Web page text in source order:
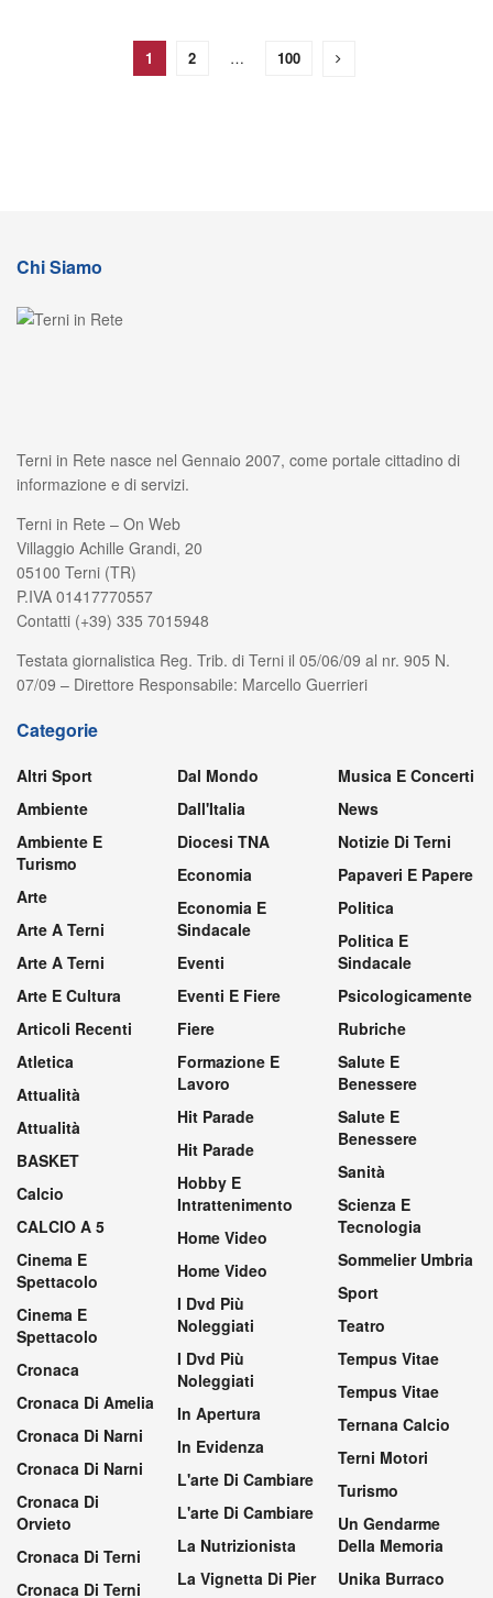
1 2 … 100
Chi Siamo
Terni in Rete nasce nel Gennaio 2007, come portale cittadino di
informazione e di servizi.
Terni in Rete – On Web
Villaggio Achille Grandi, 20
05100 Terni (TR)
P.IVA 01417770557
Contatti (+39) 335 7015948
Testata giornalistica Reg. Trib. di Terni il 05/06/09 al nr. 905 N.
07/09 – Direttore Responsabile: Marcello Guerrieri
Categorie
Altri Sport
Ambiente
Ambiente E
Turismo
Arte
Arte A Terni
Arte A Terni
Arte E Cultura
Articoli Recenti
Atletica
Attualità
Attualità
BASKET
Calcio
CALCIO A 5
Cinema E
Spettacolo
Cinema E
Spettacolo
Cronaca
Cronaca Di Amelia
Cronaca Di Narni
Cronaca Di Narni
Cronaca Di
Orvieto
Cronaca Di Terni
Cronaca Di Terni
Dal Mondo
Dall'Italia
Diocesi TNA
Economia
Economia E
Sindacale
Eventi
Eventi E Fiere
Fiere
Formazione E
Lavoro
Hit Parade
Hit Parade
Hobby E
Intrattenimento
Home Video
Home Video
I Dvd Più
Noleggiati
I Dvd Più
Noleggiati
In Apertura
In Evidenza
L'arte Di Cambiare
L'arte Di Cambiare
La Nutrizionista
La Vignetta Di Pier
Musica E Concerti
News
Notizie Di Terni
Papaveri E Papere
Politica
Politica E
Sindacale
Psicologicamente
Rubriche
Salute E
Benessere
Salute E
Benessere
Sanità
Scienza E
Tecnologia
Sommelier Umbria
Sport
Teatro
Tempus Vitae
Tempus Vitae
Ternana Calcio
Terni Motori
Turismo
Un Gendarme
Della Memoria
Unika Burraco